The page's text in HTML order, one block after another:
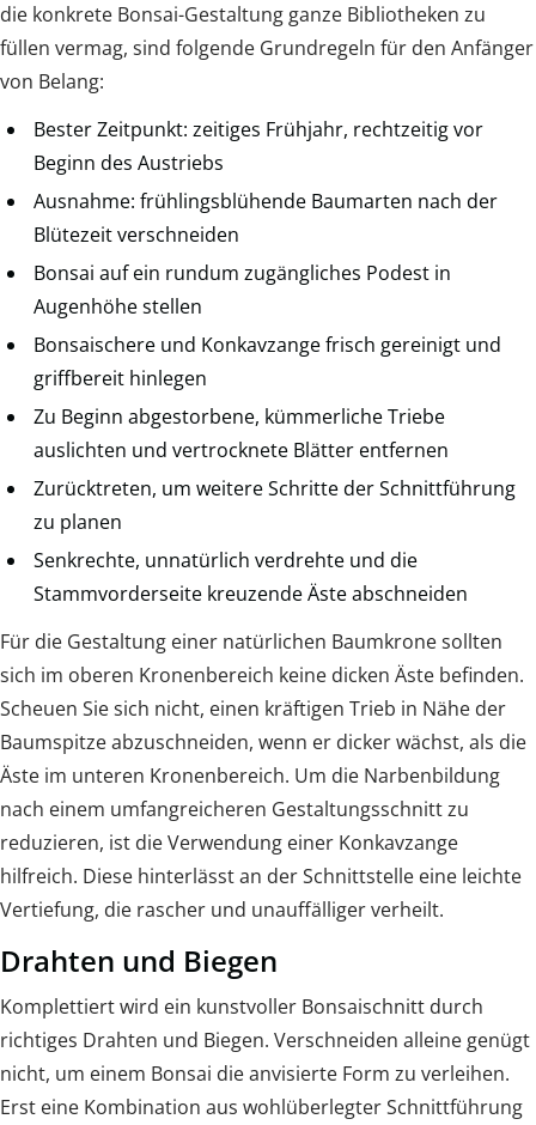
die konkrete Bonsai-Gestaltung ganze Bibliotheken zu
füllen vermag, sind folgende Grundregeln für den Anfänger
von Belang:
Bester Zeitpunkt: zeitiges Frühjahr, rechtzeitig vor
Beginn des Austriebs
Ausnahme: frühlingsblühende Baumarten nach der
Blütezeit verschneiden
Bonsai auf ein rundum zugängliches Podest in
Augenhöhe stellen
Bonsaischere und Konkavzange frisch gereinigt und
griffbereit hinlegen
Zu Beginn abgestorbene, kümmerliche Triebe
auslichten und vertrocknete Blätter entfernen
Zurücktreten, um weitere Schritte der Schnittführung
zu planen
Senkrechte, unnatürlich verdrehte und die
Stammvorderseite kreuzende Äste abschneiden
Für die Gestaltung einer natürlichen Baumkrone sollten
sich im oberen Kronenbereich keine dicken Äste befinden.
Scheuen Sie sich nicht, einen kräftigen Trieb in Nähe der
Baumspitze abzuschneiden, wenn er dicker wächst, als die
Äste im unteren Kronenbereich. Um die Narbenbildung
nach einem umfangreicheren Gestaltungsschnitt zu
reduzieren, ist die Verwendung einer Konkavzange
hilfreich. Diese hinterlässt an der Schnittstelle eine leichte
Vertiefung, die rascher und unauffälliger verheilt.
Drahten und Biegen
Komplettiert wird ein kunstvoller Bonsaischnitt durch
richtiges Drahten und Biegen. Verschneiden alleine genügt
nicht, um einem Bonsai die anvisierte Form zu verleihen.
Erst eine Kombination aus wohlüberlegter Schnittführung